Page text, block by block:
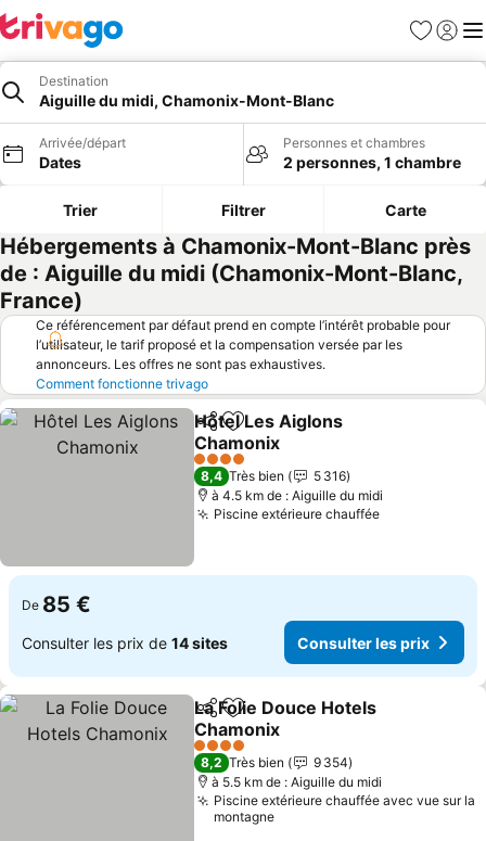
Favoris
Se
Destination
Aiguille du midi, Chamonix-Mont-Blanc
Arrivée/départ
Dates
Personnes et chambres
2 personnes, 1 chambre
Trier Filtrer Carte
Hébergements à Chamonix-Mont-Blanc près
de : Aiguille du midi (Chamonix-Mont-Blanc,
France)
Ce référencement par défaut prend en compte l’intérêt probable pour
l’utilisateur, le tarif proposé et la compensation versée par les
annonceurs. Les offres ne sont pas exhaustives.
Comment fonctionne trivago
PartagerAjouter à mes favoris
Hôtel Les Aiglons
Chamonix
4 Étoiles
8,4 Très bien
5 316
à 4.5 km de : Aiguille du midi
Piscine extérieure chauffée
De 85 €
Consulter les prix de 14 sites Consulter les prix
PartagerAjouter à mes favoris
La Folie Douce Hotels
Chamonix
4 Étoiles
8,2 Très bien
9 354
à 5.5 km de : Aiguille du midi
Piscine extérieure chauffée avec vue sur la
montagne